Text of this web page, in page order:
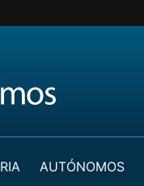
AUTÓNOMOS